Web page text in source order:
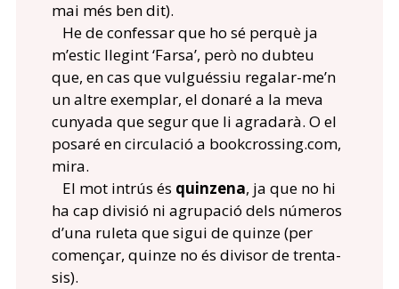
mai més ben dit).
He de confessar que ho sé perquè ja
m’estic llegint ‘Farsa’, però no dubteu
que, en cas que vulguéssiu regalar-me’n
un altre exemplar, el donaré a la meva
cunyada que segur que li agradarà. O el
posaré en circulació a bookcrossing.com,
mira.
El mot intrús és quinzena, ja que no hi
ha cap divisió ni agrupació dels números
d’una ruleta que sigui de quinze (per
començar, quinze no és divisor de trenta-
sis).